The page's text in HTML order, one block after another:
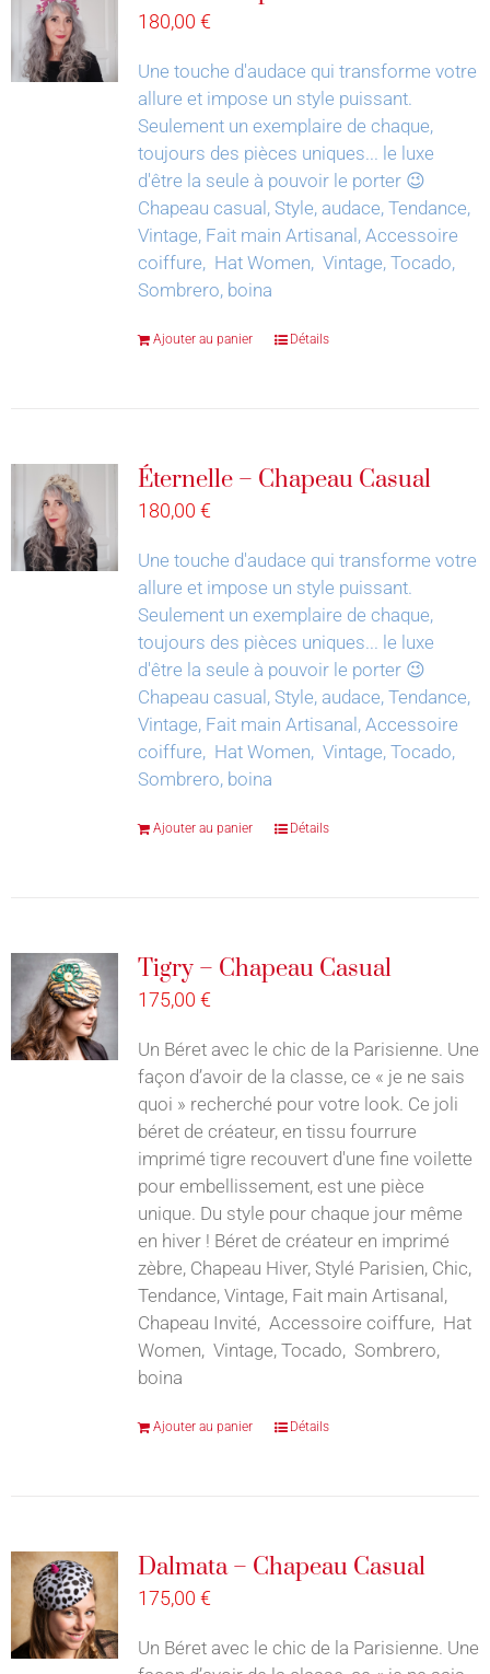
180,00 €
Une touche d'audace qui transforme votre
allure et impose un style puissant.
Seulement un exemplaire de chaque,
toujours des pièces uniques... le luxe
d'être la seule à pouvoir le porter 😉
Chapeau casual, Style, audace, Tendance,
Vintage, Fait main Artisanal, Accessoire
coiffure, Hat Women, Vintage, Tocado,
Sombrero, boina
Ajouter au panier Détails
Éternelle – Chapeau Casual
180,00 €
Une touche d'audace qui transforme votre
allure et impose un style puissant.
Seulement un exemplaire de chaque,
toujours des pièces uniques... le luxe
d'être la seule à pouvoir le porter 😉
Chapeau casual, Style, audace, Tendance,
Vintage, Fait main Artisanal, Accessoire
coiffure, Hat Women, Vintage, Tocado,
Sombrero, boina
Ajouter au panier Détails
Tigry – Chapeau Casual
175,00 €
Un Béret avec le chic de la Parisienne. Une
façon d’avoir de la classe, ce « je ne sais
quoi » recherché pour votre look. Ce joli
béret de créateur, en tissu fourrure
imprimé tigre recouvert d'une fine voilette
pour embellissement, est une pièce
unique. Du style pour chaque jour même
en hiver ! Béret de créateur en imprimé
zèbre, Chapeau Hiver, Stylé Parisien, Chic,
Tendance, Vintage, Fait main Artisanal,
Chapeau Invité, Accessoire coiffure, Hat
Women, Vintage, Tocado, Sombrero,
boina
Ajouter au panier Détails
Dalmata – Chapeau Casual
175,00 €
Un Béret avec le chic de la Parisienne. Une